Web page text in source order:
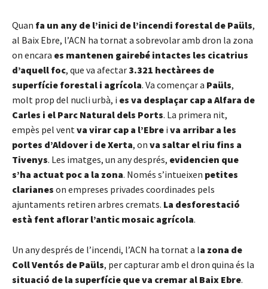
Quan fa un any de l’inici de l’incendi forestal de Paüls,
al Baix Ebre, l’ACN ha tornat a sobrevolar amb dron la zona
on encara es mantenen gairebé intactes les cicatrius
d’aquell foc, que va afectar 3.321 hectàrees de
superfície forestal i agrícola. Va començar a Paüls,
molt prop del nucli urbà, i es va desplaçar cap a Alfara de
Carles i el Parc Natural dels Ports. La primera nit,
empès pel vent va virar cap a l’Ebre i va arribar a les
portes d’Aldover i de Xerta, on va saltar el riu fins a
Tivenys. Les imatges, un any després, evidencien que
s’ha actuat poc a la zona. Només s’intueixen petites
clarianes on empreses privades coordinades pels
ajuntaments retiren arbres cremats. La desforestació
està fent aflorar l’antic mosaic agrícola.
Un any després de l’incendi, l’ACN ha tornat a la zona de
Coll Ventós de Paüls, per capturar amb el dron quina és la
situació de la superfície que va cremar al Baix Ebre.